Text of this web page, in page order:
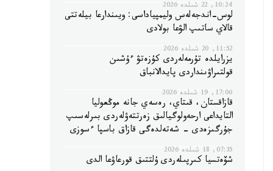
10:24, 22 شىلدە 2026
لوس-اندجەلەس وليمپياداسى: ويىندارعا بيلەتتى
قالاي ساتىپ الۋعا بولادى
11:52, 20 شىلدە 2026
يزرايلدە تۇرمەلەردى كۇزەتۋ ءۇشىن
قولتىراۋىنداردى پايدالانباق
17:06, 19 شىلدە 2026
قازاقستان، قىتاي، رەسەي جانە موڭعوليا
التايداعى ارحەولوگيالىق زەرتتەۋلەردى بىرلەسىپ
جۇرگىزەدى - شەتەلدەگى قازاق باسپا ءسوزى
07:35, 18 شىلدە 2026
شۆەتسيا كىرپىلەردى ۇلتتىق قورعاۋعا الدى